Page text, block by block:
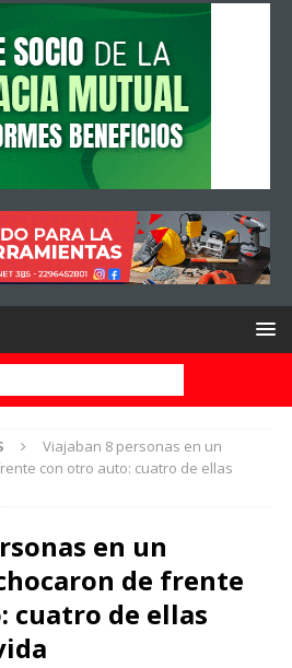
Viajaban 8 personas en un
con otro auto: cuatro de ellas
en un
de frente
cuatro de ellas